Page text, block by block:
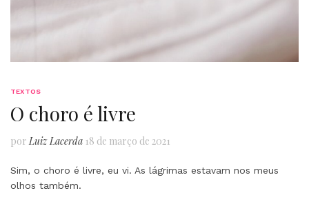
TEXTOS
O choro é livre
porLuiz Lacerda 18 de março de 2021
Sim, o choro é livre, eu vi. As lágrimas estavam nos meus
olhos também.